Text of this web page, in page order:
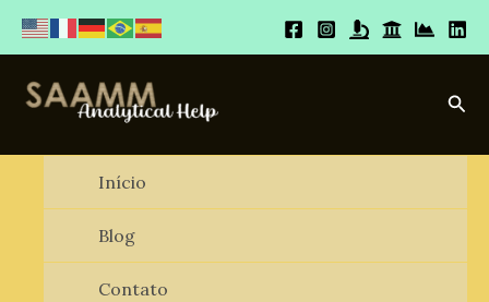
para
conteúdo
Início
Blog
Contato